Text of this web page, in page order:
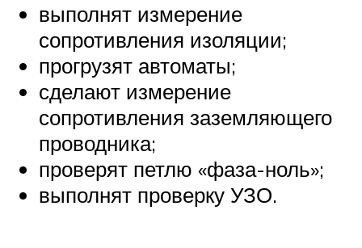
выполнят измерение
сопротивления изоляции;
прогрузят автоматы;
сделают измерение
сопротивления заземляющего
проводника;
проверят петлю «фаза-ноль»;
выполнят проверку УЗО.